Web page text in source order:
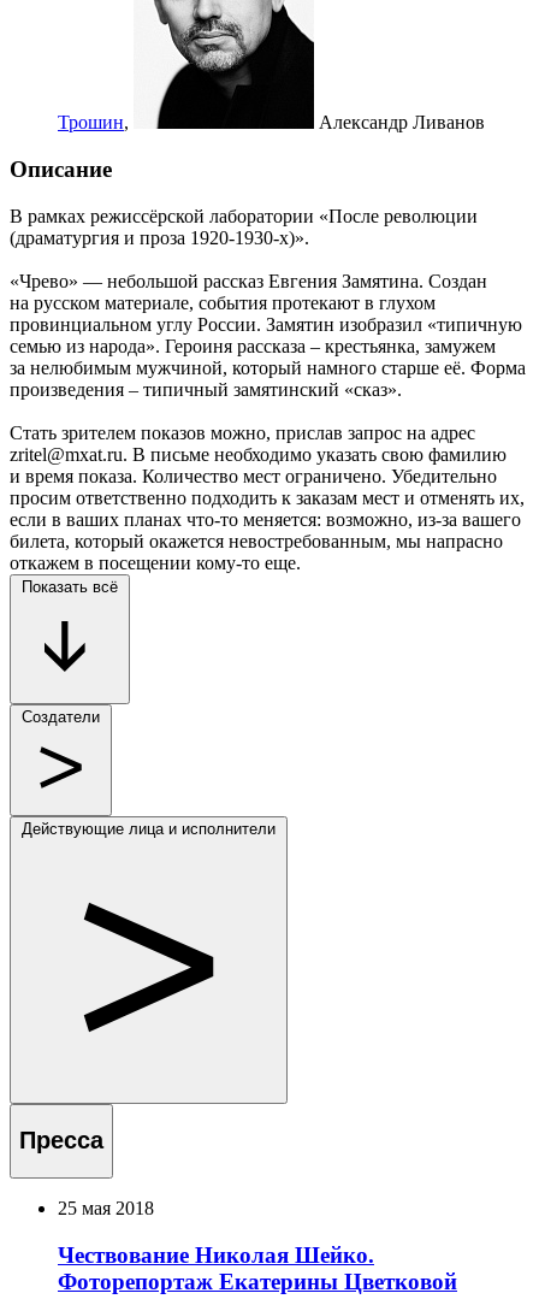
Трошин, Александр Ливанов
Описание
В рамках режиссёрской лаборатории «После революции
(драматургия и проза 1920-1930-х)».
«Чрево» — небольшой рассказ Евгения Замятина. Создан
на русском материале, события протекают в глухом
провинциальном углу России. Замятин изобразил «типичную
семью из народа». Героиня рассказа – крестьянка, замужем
за нелюбимым мужчиной, который намного старше её. Форма
произведения – типичный замятинский «сказ».
Стать зрителем показов можно, прислав запрос на адрес
zritel@mxat.ru. В письме необходимо указать свою фамилию
и время показа. Количество мест ограничено. Убедительно
просим ответственно подходить к заказам мест и отменять их,
если в ваших планах что-то меняется: возможно, из-за вашего
билета, который окажется невостребованным, мы напрасно
откажем в посещении кому-то еще.
Показать всё
Создатели
Действующие лица и исполнители
Пресса
25 мая 2018
Чествование Николая Шейко.
Фоторепортаж Екатерины Цветковой